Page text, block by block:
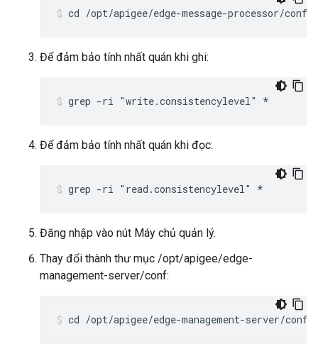
cd /opt/apigee/edge-message-processor/conf
Để đảm bảo tính nhất quán khi ghi:
grep -ri "write.consistencylevel" *
Để đảm bảo tính nhất quán khi đọc:
grep -ri "read.consistencylevel" *
Đăng nhập vào nút Máy chủ quản lý.
Thay đổi thành thư mục /opt/apigee/edge-
management-server/conf:
cd /opt/apigee/edge-management-server/conf